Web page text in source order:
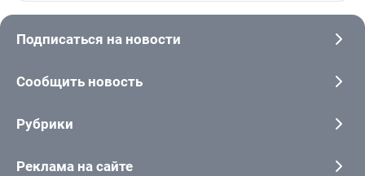
Подписаться на новости
Сообщить новость
Рубрики
Реклама на сайте